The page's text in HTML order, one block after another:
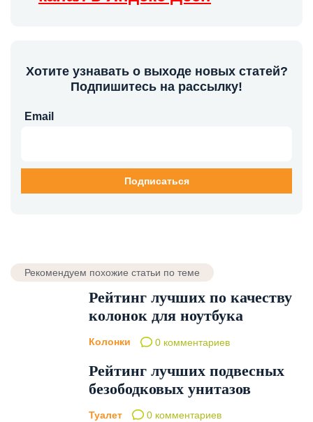
Хотите узнавать о выходе новых статей?
Подпишитесь на рассылку!
Email
Рекомендуем похожие статьи по теме
Рейтинг лучших по качеству
колонок для ноутбука
Колонки 0 комментариев
Рейтинг лучших подвесных
безободковых унитазов
Туалет 0 комментариев